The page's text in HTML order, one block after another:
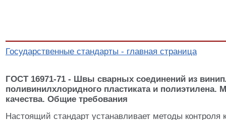
Государственные стандарты - главная страница
ГОСТ 16971-71 - Швы сварных соединений из
поливинилхлоридного пластиката и полиэтилена.
качества. Общие требования
Настоящий стандарт устанавливает методы контроля